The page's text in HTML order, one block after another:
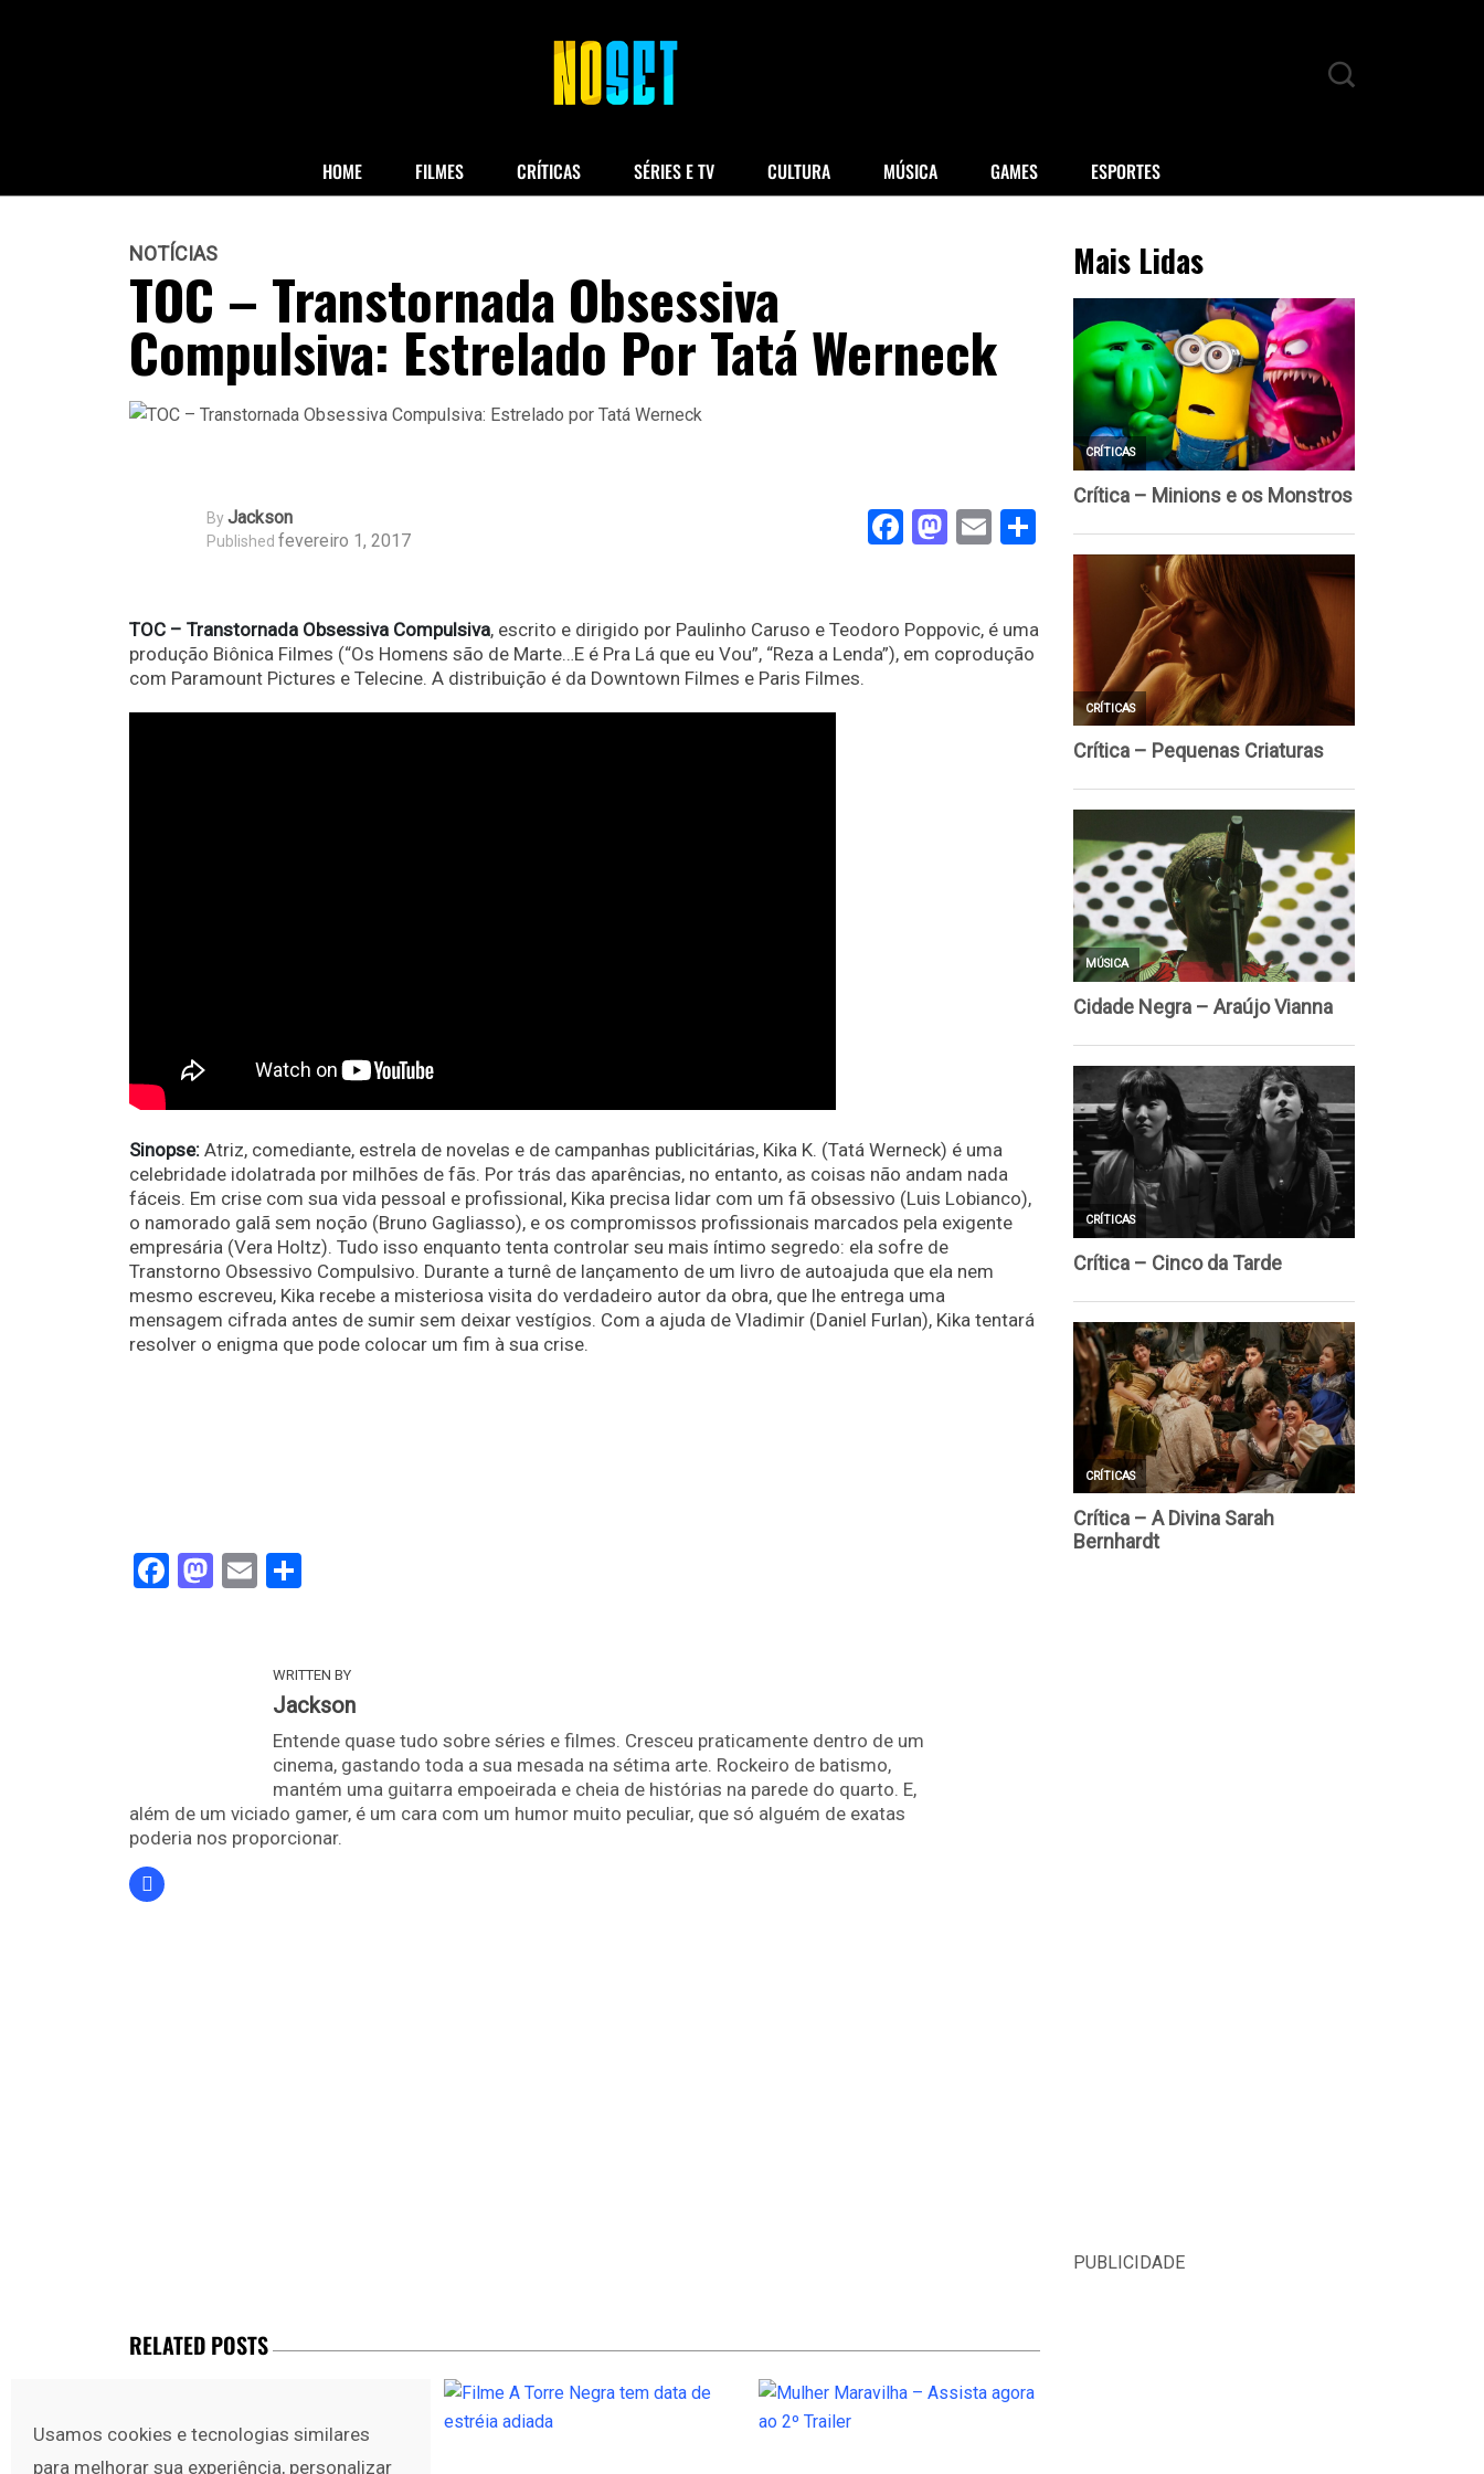
Usamos cookies e tecnologias similares
para melhorar sua experiência, personalizar
HOME FILMES CRÍTICAS SÉRIES E TV CULTURA MÚSICA GAMES ESPORTES
NOTÍCIAS
TOC – Transtornada Obsessiva
Compulsiva: Estrelado Por Tatá Werneck
ByJackson
Published fevereiro 1, 2017 Facebook
Mastodon
EmailShare
TOC – Transtornada Obsessiva Compulsiva, escrito e dirigido por Paulinho Caruso e Teodoro Poppovic, é uma
produção Biônica Filmes (“Os Homens são de Marte…E é Pra Lá que eu Vou”, “Reza a Lenda”), em coprodução
com Paramount Pictures e Telecine. A distribuição é da Downtown Filmes e Paris Filmes.
Sinopse: Atriz, comediante, estrela de novelas e de campanhas publicitárias, Kika K. (Tatá Werneck) é uma
celebridade idolatrada por milhões de fãs. Por trás das aparências, no entanto, as coisas não andam nada
fáceis. Em crise com sua vida pessoal e profissional, Kika precisa lidar com um fã obsessivo (Luis Lobianco),
o namorado galã sem noção (Bruno Gagliasso), e os compromissos profissionais marcados pela exigente
empresária (Vera Holtz). Tudo isso enquanto tenta controlar seu mais íntimo segredo: ela sofre de
Transtorno Obsessivo Compulsivo. Durante a turnê de lançamento de um livro de autoajuda que ela nem
mesmo escreveu, Kika recebe a misteriosa visita do verdadeiro autor da obra, que lhe entrega uma
mensagem cifrada antes de sumir sem deixar vestígios. Com a ajuda de Vladimir (Daniel Furlan), Kika tentará
resolver o enigma que pode colocar um fim à sua crise.
Facebook
Mastodon
Email
WRITTEN BY
Jackson
Entende quase tudo sobre séries e filmes. Cresceu praticamente dentro de um
cinema, gastando toda a sua mesada na sétima arte. Rockeiro de batismo,
mantém uma guitarra empoeirada e cheia de histórias na parede do quarto. E,
além de um viciado gamer, é um cara com um humor muito peculiar, que só alguém de exatas
poderia nos proporcionar.
Mais Lidas
PUBLICIDADE
RELATED POSTS